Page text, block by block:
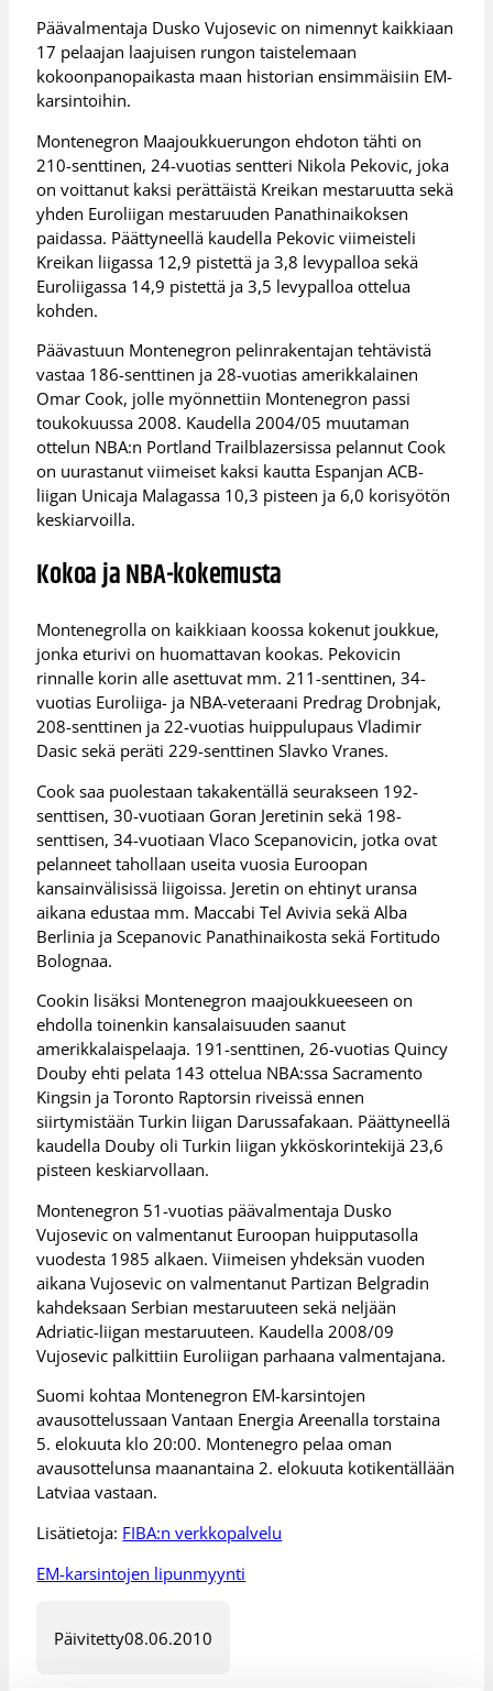
Päävalmentaja Dusko Vujosevic on nimennyt kaikkiaan
17 pelaajan laajuisen rungon taistelemaan
kokoonpanopaikasta maan historian ensimmäisiin EM-
karsintoihin.
Montenegron Maajoukkuerungon ehdoton tähti on
210-senttinen, 24-vuotias sentteri Nikola Pekovic, joka
on voittanut kaksi perättäistä Kreikan mestaruutta sekä
yhden Euroliigan mestaruuden Panathinaikoksen
paidassa. Päättyneellä kaudella Pekovic viimeisteli
Kreikan liigassa 12,9 pistettä ja 3,8 levypalloa sekä
Euroliigassa 14,9 pistettä ja 3,5 levypalloa ottelua
kohden.
Päävastuun Montenegron pelinrakentajan tehtävistä
vastaa 186-senttinen ja 28-vuotias amerikkalainen
Omar Cook, jolle myönnettiin Montenegron passi
toukokuussa 2008. Kaudella 2004/05 muutaman
ottelun NBA:n Portland Trailblazersissa pelannut Cook
on uurastanut viimeiset kaksi kautta Espanjan ACB-
liigan Unicaja Malagassa 10,3 pisteen ja 6,0 korisyötön
keskiarvoilla.
Kokoa ja NBA-kokemusta
Montenegrolla on kaikkiaan koossa kokenut joukkue,
jonka eturivi on huomattavan kookas. Pekovicin
rinnalle korin alle asettuvat mm. 211-senttinen, 34-
vuotias Euroliiga- ja NBA-veteraani Predrag Drobnjak,
208-senttinen ja 22-vuotias huippulupaus Vladimir
Dasic sekä peräti 229-senttinen Slavko Vranes.
Cook saa puolestaan takakentällä seurakseen 192-
senttisen, 30-vuotiaan Goran Jeretinin sekä 198-
senttisen, 34-vuotiaan Vlaco Scepanovicin, jotka ovat
pelanneet tahollaan useita vuosia Euroopan
kansainvälisissä liigoissa. Jeretin on ehtinyt uransa
aikana edustaa mm. Maccabi Tel Avivia sekä Alba
Berlinia ja Scepanovic Panathinaikosta sekä Fortitudo
Bolognaa.
Cookin lisäksi Montenegron maajoukkueeseen on
ehdolla toinenkin kansalaisuuden saanut
amerikkalaispelaaja. 191-senttinen, 26-vuotias Quincy
Douby ehti pelata 143 ottelua NBA:ssa Sacramento
Kingsin ja Toronto Raptorsin riveissä ennen
siirtymistään Turkin liigan Darussafakaan. Päättyneellä
kaudella Douby oli Turkin liigan ykköskorintekijä 23,6
pisteen keskiarvollaan.
Montenegron 51-vuotias päävalmentaja Dusko
Vujosevic on valmentanut Euroopan huipputasolla
vuodesta 1985 alkaen. Viimeisen yhdeksän vuoden
aikana Vujosevic on valmentanut Partizan Belgradin
kahdeksaan Serbian mestaruuteen sekä neljään
Adriatic-liigan mestaruuteen. Kaudella 2008/09
Vujosevic palkittiin Euroliigan parhaana valmentajana.
Suomi kohtaa Montenegron EM-karsintojen
avausottelussaan Vantaan Energia Areenalla torstaina
5. elokuuta klo 20:00. Montenegro pelaa oman
avausottelunsa maanantaina 2. elokuuta kotikentällään
Latviaa vastaan.
Lisätietoja: FIBA:n verkkopalvelu
EM-karsintojen lipunmyynti
Päivitetty08.06.2010